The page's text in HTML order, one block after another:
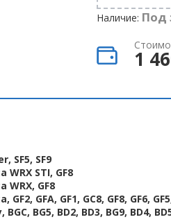
Наличие: Под
1
SF5, SF9
WRX STI, GF8
WRX, GF8
GFA, GF1, GC8, GF8, GF6,
BG5, BD2, BD3, BG9, BD4,